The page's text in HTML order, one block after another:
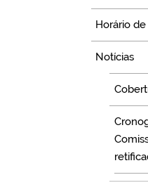
Horário
Notícias